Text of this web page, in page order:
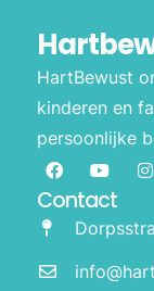
HartBewust
kinderen en
persoonlijke
Contact